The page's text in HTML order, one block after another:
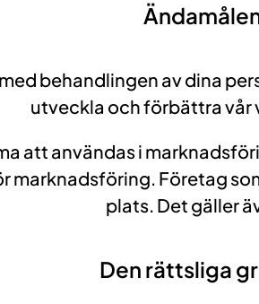
behandlingen av dina
utveckla och förbättra vår
att användas i
marknadsföring. Företag
plats. Det gäller
Den rättsliga